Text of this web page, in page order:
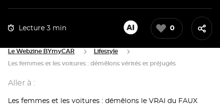
Lecture 3 min 0
Le Webzine BYmyCAR Lifestyle
Les femmes et les voitures : démêlons vérités et préjugés
Aller à :
Les femmes et les voitures : démêlons le VRAI du FAUX